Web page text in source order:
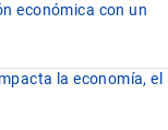
económica con un
la economía, el